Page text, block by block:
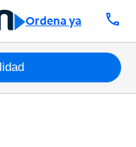
Ordena ya call